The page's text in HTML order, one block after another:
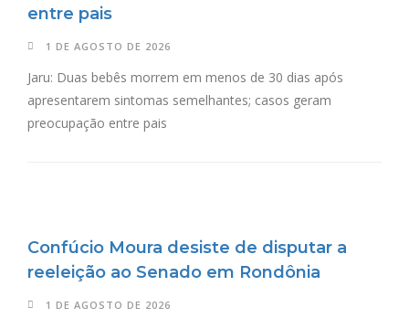
entre pais
1 DE AGOSTO DE 2026
Jaru: Duas bebês morrem em menos de 30 dias após
apresentarem sintomas semelhantes; casos geram
preocupação entre pais
Confúcio Moura desiste de disputar a
reeleição ao Senado em Rondônia
1 DE AGOSTO DE 2026